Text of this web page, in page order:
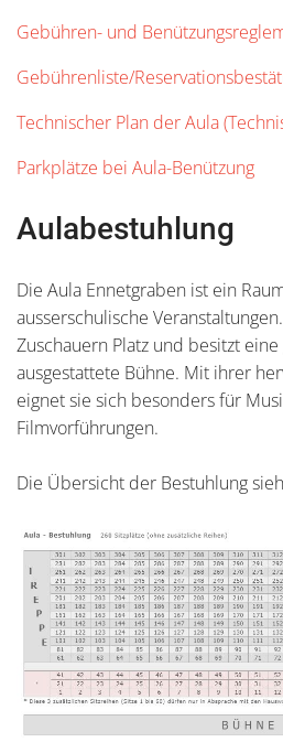
Gebühren- und
Gebührenliste/
Technischer Plan der Aula
Parkplätze bei Aula-Benützung
Aulabestuhlung
Die Aula Ennetgraben ist ein
ausserschulische
Zuschauern Platz und besitzt
ausgestattete Bühne. Mit ihrer
eignet sie sich besonders für
Filmvorführungen.
Die Übersicht der Bestuhlung